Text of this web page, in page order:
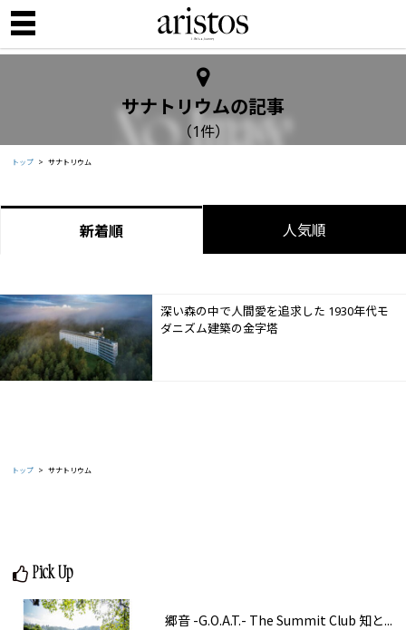
サナトリウムの記事
（1件）
トップ サナトリウム
新着順 人気順
深い森の中で人間愛を追求した 1930年代モ
ダニズム建築の金字塔
トップ サナトリウム
Pick Up
郷音 -G.O.A.T.- The Summit Club 知と...